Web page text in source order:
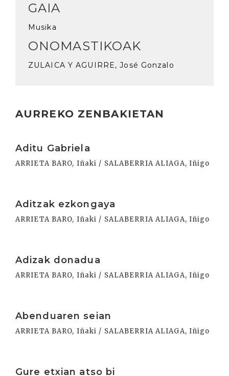
GAIA
Musika
ONOMASTIKOAK
ZULAICA Y AGUIRRE, José Gonzalo
AURREKO ZENBAKIETAN
Aditu Gabriela
ARRIETA BARO, Iñaki / SALABERRIA ALIAGA, Iñigo
Aditzak ezkongaya
ARRIETA BARO, Iñaki / SALABERRIA ALIAGA, Iñigo
Adizak donadua
ARRIETA BARO, Iñaki / SALABERRIA ALIAGA, Iñigo
Abenduaren seian
ARRIETA BARO, Iñaki / SALABERRIA ALIAGA, Iñigo
Gure etxian atso bi